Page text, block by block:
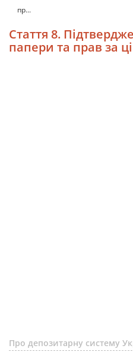
пр...
Стаття 8.
папери та прав за
Про депозитарну систему